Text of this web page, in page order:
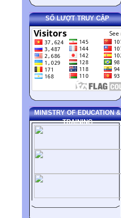
SỐ LƯỢT TRUY CẬP
MINISTRY OF EDUCATION &
TRAINING